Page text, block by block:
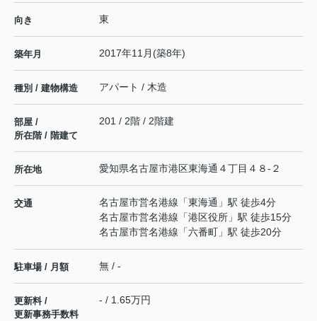
向き 東
築年月 2017年11月(築8年)
種別 / 建物構造 アパート / 木造
部屋 /
所在階 / 階建て
201 / 2階 / 2階建
所在地 愛知県名古屋市港区東海通 ４丁目４８-２
交通 名古屋市営名港線 「東海通 」駅 徒歩4分
名古屋市営名港線 「港区役所 」駅 徒歩15分
名古屋市営名港線 「六番町 」駅 徒歩20分
駐車場 / 月額 無 / -
更新料 /
更新事務手数料
- / 1.65万円